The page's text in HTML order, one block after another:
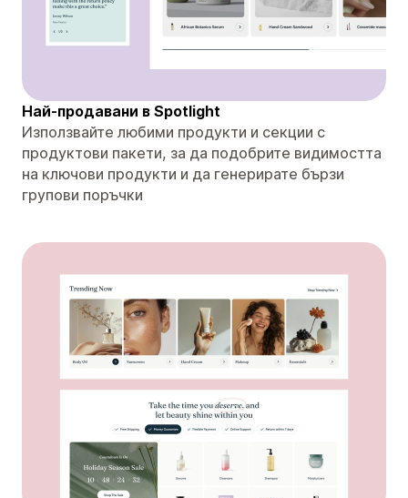
Най-продавани в Spotlight
Използвайте любими продукти и секции с
продуктови пакети, за да подобрите видимостта
на ключови продукти и да генерирате бързи
групови поръчки